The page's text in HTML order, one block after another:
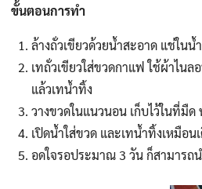
ขั้นตอนการทำ
ล้างถั่วเขียวด้วยน้ำสะอาด แช่ใน
เทถั่วเขียวใส่ขวดกาแฟ ใช้ผ้าไน
แล้วเทน้ำทิ้ง
วางขวดในแนวนอน เก็บไว้ในที่มืด
เปิดน้ำใส่ขวด และเทน้ำทิ้งเหมือ
อดใจรอประมาณ 3 วัน ก็สามารถ